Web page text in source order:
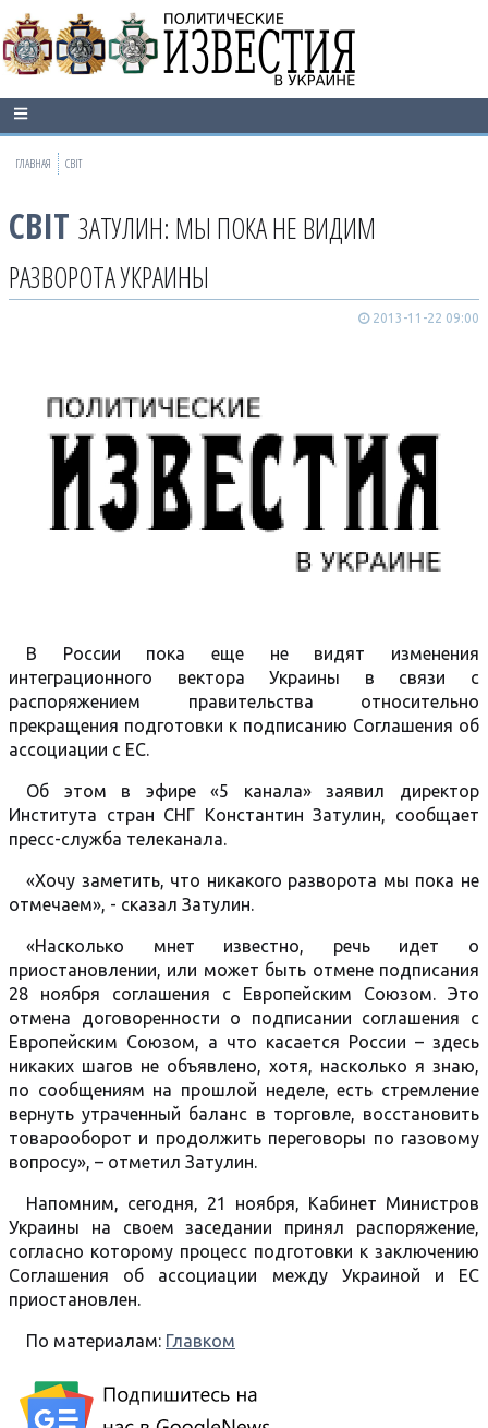
ГЛАВНАЯ СВІТ
СВІТ ЗАТУЛИН: МЫ ПОКА НЕ ВИДИМ
РАЗВОРОТА УКРАИНЫ
2013-11-22 09:00
В России пока еще не видят изменения
интеграционного вектора Украины в связи с
распоряжением правительства относительно
прекращения подготовки к подписанию Соглашения об
ассоциации с ЕС.
Об этом в эфире «5 канала» заявил директор
Института стран СНГ Константин Затулин, сообщает
пресс-служба телеканала.
«Хочу заметить, что никакого разворота мы пока не
отмечаем», - сказал Затулин.
«Насколько мнет известно, речь идет о
приостановлении, или может быть отмене подписания
28 ноября соглашения с Европейским Союзом. Это
отмена договоренности о подписании соглашения с
Европейским Союзом, а что касается России – здесь
никаких шагов не объявлено, хотя, насколько я знаю,
по сообщениям на прошлой неделе, есть стремление
вернуть утраченный баланс в торговле, восстановить
товарооборот и продолжить переговоры по газовому
вопросу», – отметил Затулин.
Напомним, сегодня, 21 ноября, Кабинет Министров
Украины на своем заседании принял распоряжение,
согласно которому процесс подготовки к заключению
Соглашения об ассоциации между Украиной и ЕС
приостановлен.
По материалам: Главком